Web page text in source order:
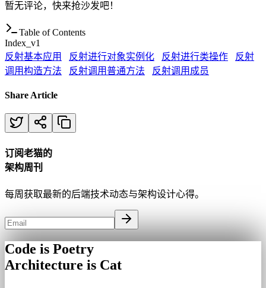
暂无评论，快来抢沙发吧！
Table of Contents
Index_v1
反射基本应用
反射进行对象实例化 反射进行类操作
反射
调用构造方法
反射调用普通方法 反射调用成员
Share Article
订阅老猫的
架构周刊
每周获取最新的后端技术动态与架构设计心得。
Code is Poetry
Architecture is Cat